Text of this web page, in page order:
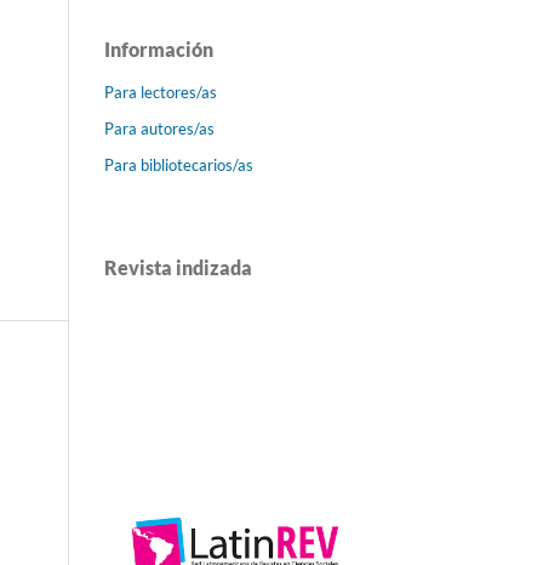
Información
Para lectores/as
Para autores/as
Para bibliotecarios/as
Revista indizada